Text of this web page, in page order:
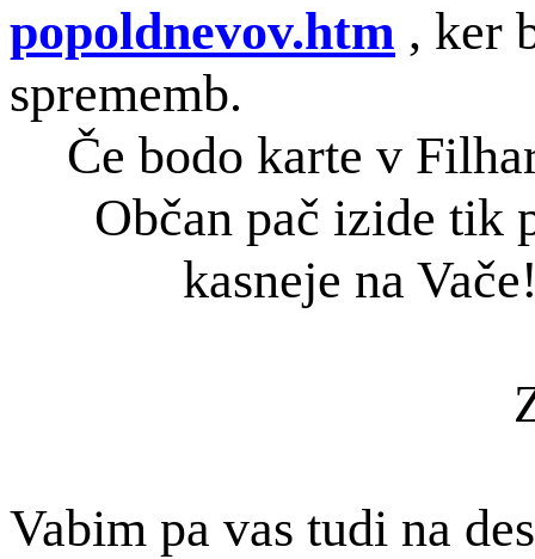
popoldnevov.htm , ker
sprememb.
Če bodo karte v
Občan pač izide tik
kasneje na
Vabim pa vas tudi na